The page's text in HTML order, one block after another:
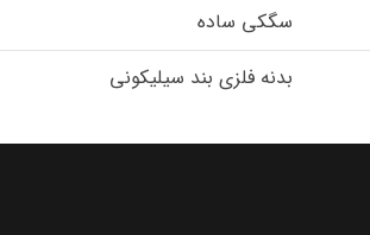
سگکی ساده
بدنه فلزی بند سیلیکونی